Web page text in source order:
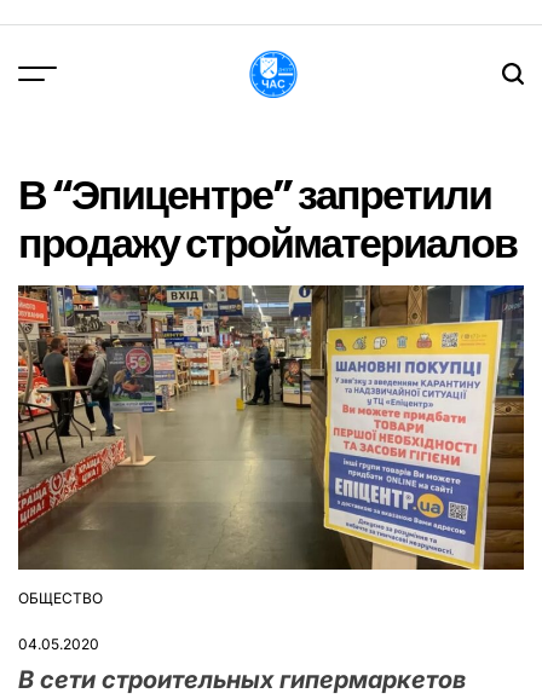
вмісту
В “Эпицентре” запретили
продажу стройматериалов
ОПУБЛІКУВАТИ
ОБЩЕСТВО
04.05.2020
В сети строительных гипермаркетов